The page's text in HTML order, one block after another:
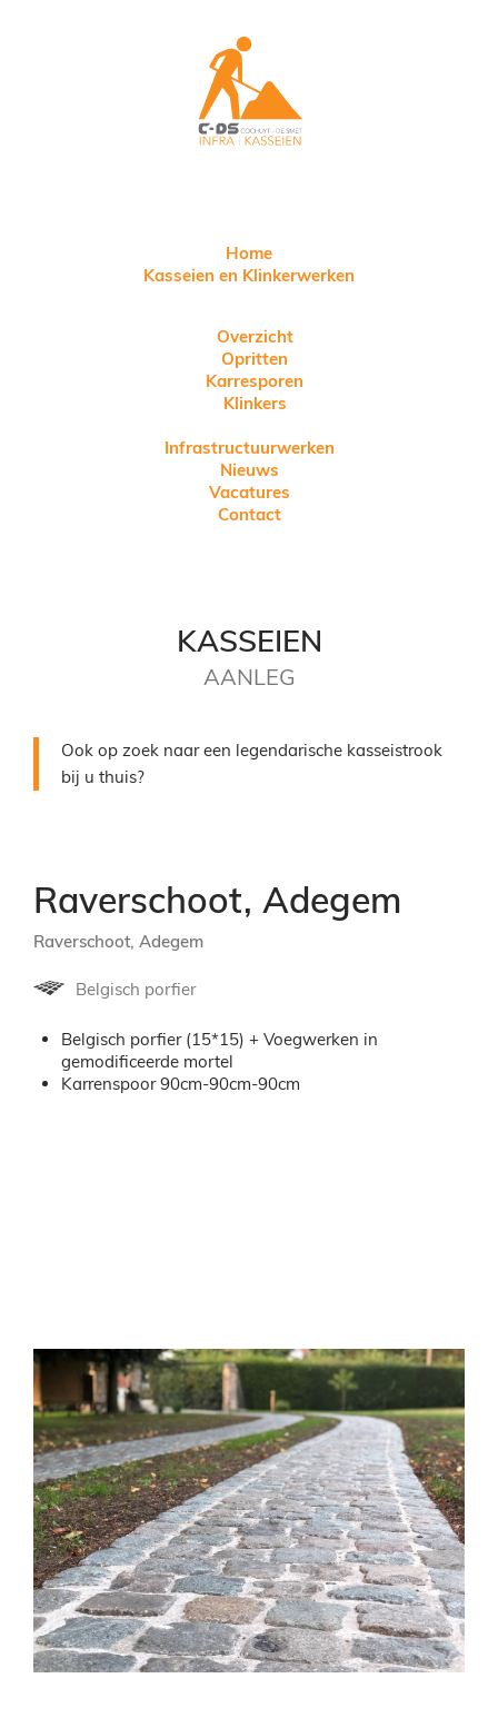
Home
Kasseien en Klinkerwerken
Overzicht
Opritten
Karresporen
Klinkers
Infrastructuurwerken
Nieuws
Vacatures
Contact
KASSEIEN
AANLEG
Ook op zoek naar een legendarische kasseistrook
bij u thuis?
Raverschoot, Adegem
Raverschoot, Adegem
Belgisch porfier
Belgisch porfier (15*15) + Voegwerken in
gemodificeerde mortel
Karrenspoor 90cm-90cm-90cm